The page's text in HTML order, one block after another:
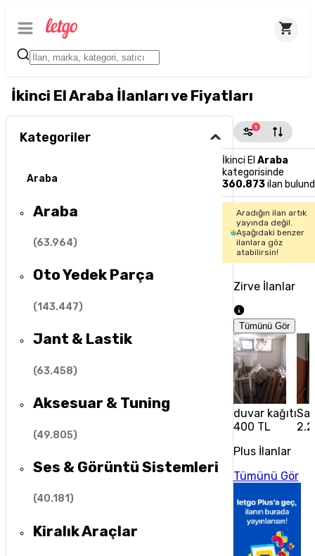
İkinci El Araba İlanları ve Fiyatları
Kategoriler
Araba
Araba
(63.964)
Oto Yedek Parça
(143.447)
Jant & Lastik
(63.458)
Aksesuar & Tuning
(49.805)
Ses & Görüntü Sistemleri
(40.181)
Kiralık Araçlar
1
İkinci El Araba
kategorisinde
360.873ilan
Aradığın ilan artık
yayında değil.
Aşağıdaki benzer
ilanlara göz
atabilirsin!
Zirve İlanlar
Tümünü Gör
duvar kağıtı
400 TL
Plus İlanlar
Tümünü Gör